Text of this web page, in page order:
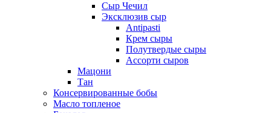
Сыр Чечил
Эксклюзив сыр
Antipasti
Крем сыры
Полутвердые сыры
Ассорти сыров
Мацони
Тан
Консервированные бобы
Масло топленое